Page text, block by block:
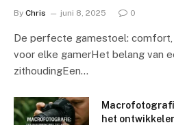
By Chris juni 8, 2025 0
De perfecte gamestoel: comfort,
voor elke gamerHet belang van
zithoudingEen…
het